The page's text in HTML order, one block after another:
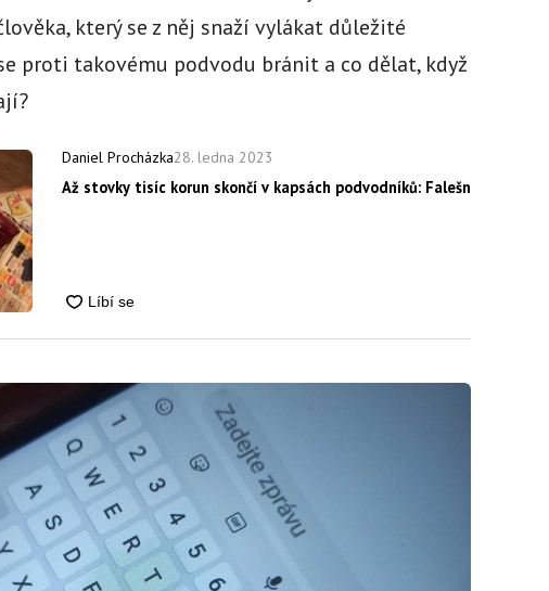
který se z něj snaží vylákat důležité
proti takovému podvodu bránit a co dělat, když
Daniel Procházka28. ledna 2023
Až stovky tisíc korun skončí v kapsách podvodníků: Falešných